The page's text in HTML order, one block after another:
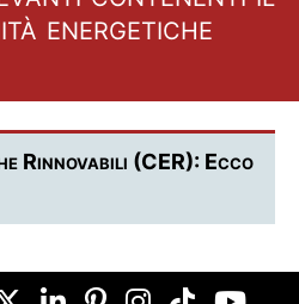
energetiche
Rinnovabili (CER): Ecco